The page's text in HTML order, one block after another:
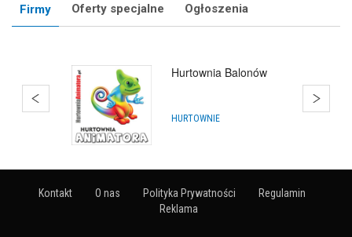
Firmy Oferty specjalne Ogłoszenia
Hurtownia Balonów
HURTOWNIE
Kontakt O nas Polityka Prywatności
Regulamin
Reklama